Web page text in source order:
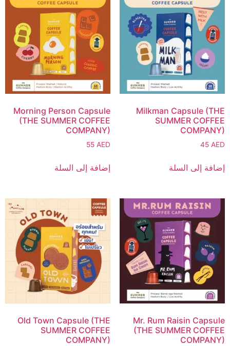
Milkman Capsule (THE
SUMMER COFFEE
COMPANY)
45 AED
إضافة إلى السلة
Morning Person Capsule
(THE SUMMER COFFEE
COMPANY)
55AED
إضافة إلى السلة
Mr. Rum Raisin Capsule
(THE SUMMER COFFEE
COMPANY)
Old Town Capsule (THE
SUMMER COFFEE
COMPANY)